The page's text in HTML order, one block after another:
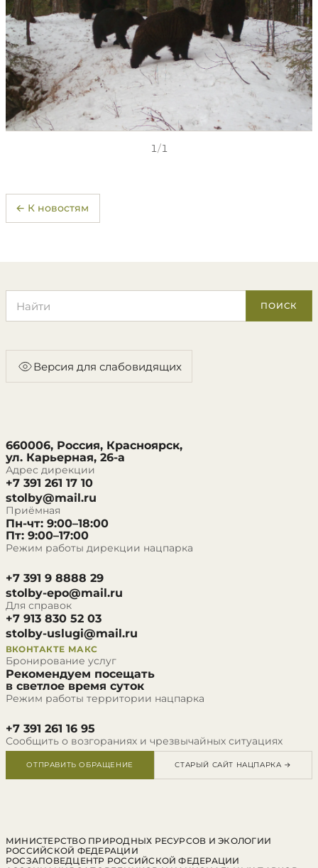
1/1
← К новостям
ПОИСК
Версия для слабовидящих
660006, Россия, Красноярск,
ул. Карьерная, 26-а
Адрес дирекции
+7 391 261 17 10
stolby@mail.ru
Приёмная
Пн-чт: 9:00–18:00
Пт: 9:00–17:00
Режим работы дирекции нацпарка
+7 391 9 8888 29
stolby-epo@mail.ru
Для справок
+7 913 830 52 03
stolby-uslugi@mail.ru
ВКОНТАКТЕ МАКС
Бронирование услуг
Рекомендуем посещать
в светлое время суток
Режим работы территории нацпарка
+7 391 261 16 95
Сообщить о возгораниях и чрезвычайных ситуациях
ОТПРАВИТЬ ОБРАЩЕНИЕ СТАРЫЙ САЙТ НАЦПАРКА →
МИНИСТЕРСТВО ПРИРОДНЫХ РЕСУРСОВ И ЭКОЛОГИИ
РОССИЙСКОЙ ФЕДЕРАЦИИ
РОСЗАПОВЕДЦЕНТР РОССИЙСКОЙ ФЕДЕРАЦИИ